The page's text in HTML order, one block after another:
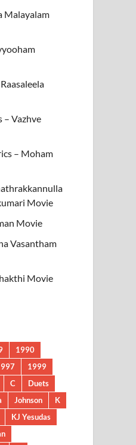
Malayalam
– Vazhve
– Moham
Movie
Movie
Vasantham
Movie
1990
1999
C
Duets
Johnson
K
KJ Yesudas